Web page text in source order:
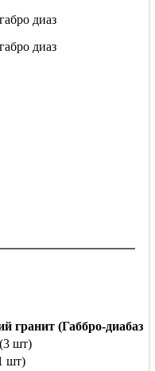
гранит (Габбро-диабаз
шт)
шт)